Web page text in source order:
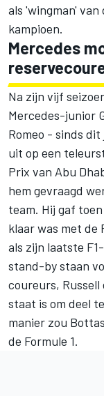
als 'wingman'
kampioen.
Mercedes
Na zijn vijf
Mercedes-junior
Romeo - sinds
uit op een
Prix van Abu
hem gevraagd
team. Hij gaf
klaar was met de
als zijn laatste
stand-by staan
coureurs, Russell
staat is om deel
manier zou
de Formule 1.